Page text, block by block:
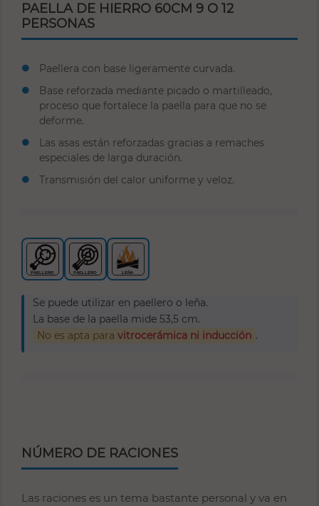
PAELLA DE HIERRO 60CM 9 O 12
PERSONAS
Paellera con base ligeramente curvada.
Base reforzada mediante picado o martilleado,
proceso que fortalece la paella para que no se
deforme.
Las asas están reforzadas gracias a remaches
especiales de larga duración.
Transmisión del calor uniforme y veloz.
Se puede utilizar en paellero o leña.
La base de la paella mide 53,5 cm.
No es apta para vitrocerámica ni inducción .
NÚMERO DE RACIONES
Las raciones es un tema bastante personal y va en